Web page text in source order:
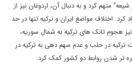
متهم کرد و به دنبال آن، اردوغان نیز از
کرد. اختلاف مواضع ایران و ترکیه تنها در حد
هجوم تانک های ترکیه به شمال سوریه،
در حلب و عدم سهم دهی به ترکیه در
تر شدن روابط دو کشور کمک کرد.